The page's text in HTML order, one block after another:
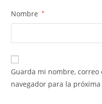
Nombre *
Guarda mi nombre,
navegador para la